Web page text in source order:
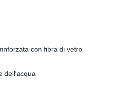
con fibra di vetro
dell′acqua